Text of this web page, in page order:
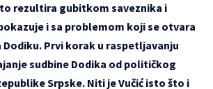
rezultira gubitkom saveznika i
i sa problemom koji se otvara
Prvi korak u raspetljavanju
sudbine Dodika od političkog
Srpske. Niti je Vučić isto što i